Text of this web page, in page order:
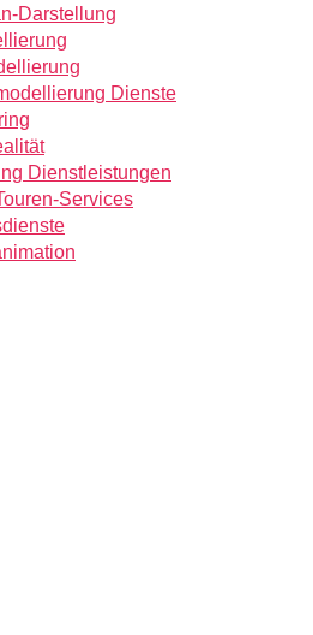
Darstellung
Dienste
Dienstleistungen
Services